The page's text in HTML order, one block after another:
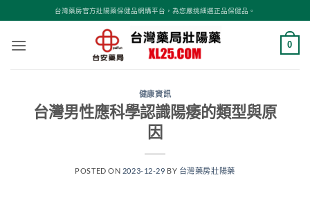
轉
台灣藥房官方壯陽藥保健品網購平台，為您嚴挑細選正品保健品。
0
健康資訊
台灣男性應科學認識陽痿的類型與原
因
POSTED ON 2023-12-29 BY 台灣藥房壯陽藥